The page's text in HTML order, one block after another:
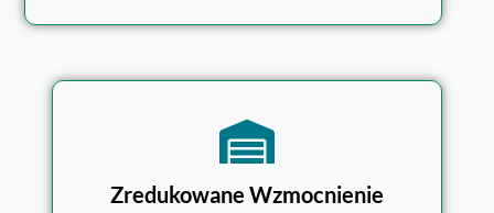
Zredukowane Wzmocnienie